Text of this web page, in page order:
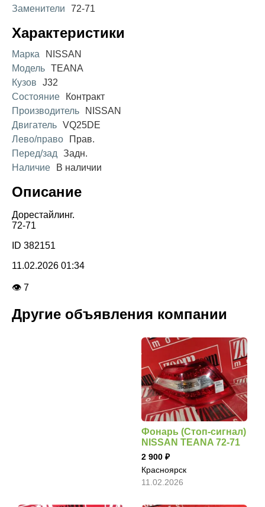
Заменители
72-71
Характеристики
Марка
NISSAN
Модель TEANA
Кузов
J32
Состояние
Контракт
Производитель
NISSAN
Двигатель VQ25DE
Лево/право
Прав.
Перед/зад
Задн.
Наличие
В наличии
Описание
Дорестайлинг.
72-71
ID 382151
11.02.2026 01:34
👁 7
Другие объявления компании
Фонарь (Стоп-сигнал)
NISSAN TEANA 72-71
2 900
Красноярск
11.02.2026